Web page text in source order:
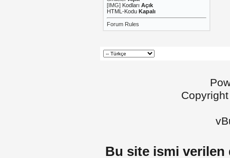
[IMG] Kodları Açık
HTML-Kodu Kapalı
Forum Rules
Bu site ismi verilen